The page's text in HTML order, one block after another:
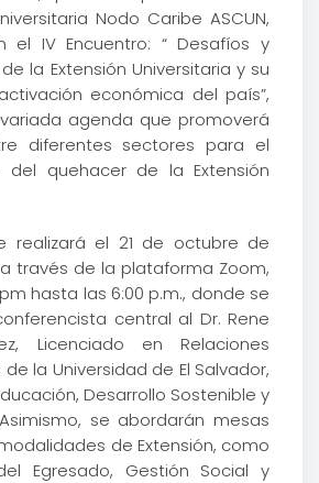
Nodo Caribe ASCUN,
el IV Encuentro: “ Desafíos y
la Extensión Universitaria y su
económica del país”,
agenda que promoverá
diferentes sectores para el
del quehacer de la Extensión
realizará el 21 de octubre de
través de la plataforma Zoom,
hasta las 6:00 p.m., donde se
central al Dr. Rene
Licenciado en Relaciones
la Universidad de El Salvador,
Desarrollo Sostenible y
se abordarán mesas
de Extensión, como
Egresado, Gestión Social y